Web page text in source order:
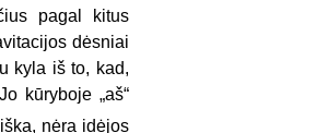
pagal kitus
dėsniai
kyla iš to, kad,
kūryboje „aš“
nėra idėjos